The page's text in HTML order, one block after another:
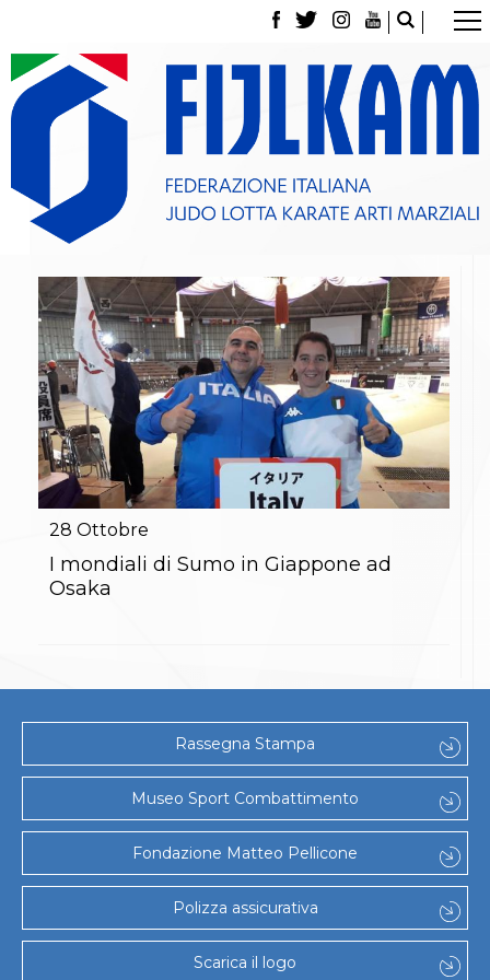
La Federazione
Tesseramento
Contatti
Norme e modulistica Affiliazioni e Tesseramenti
Classifica Società Sportive con più di 100 atleti
tesserati
Gare e Risultati
Archivio eventi
Dove siamo
Media
Partners
Trasparenza
Judo
La disciplina
News
Attività Didattica
Gare e Risultati
Albi Federali
Lotta
La disciplina
Karate
News
Gare e Risultati
Attività Didattica
Albi Federali
Arti marziali
Aikido
Ju Jitsu
Sumo
Capoeira
Grappling
BJJ
Pancrazio/Pankration
28 Ottobre
I mondiali di Sumo in Giappone ad
Osaka
Rassegna Stampa
Museo Sport Combattimento
Fondazione Matteo Pellicone
Polizza assicurativa
Scarica il logo